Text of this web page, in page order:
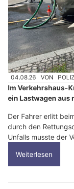
04.08.26 VON
Im Verkehrshaus-
ein Lastwagen aus
Der Fahrer erlitt
durch den
Unfalls musste der
Weiterlesen